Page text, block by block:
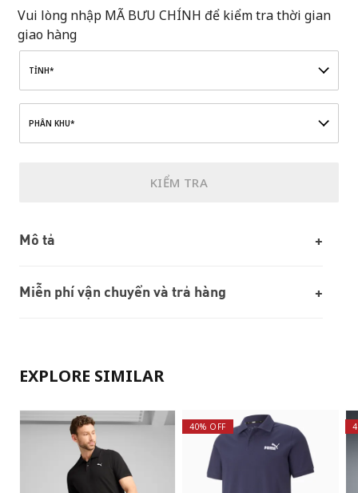
Vui lòng nhập MÃ BƯU CHÍNH để kiểm tra thời gian
giao hàng
TỈNH*
PHÂN KHU*
KIỂM TRA
Mô tả
Miễn phí vận chuyển và trả hàng
EXPLORE SIMILAR
40% OFF